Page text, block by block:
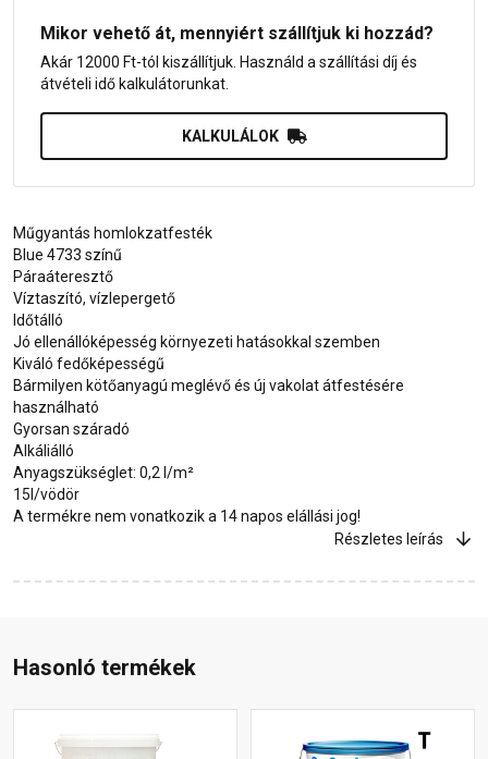
Mikor vehető át, mennyiért szállítjuk ki hozzád?
Akár 12000 Ft-tól kiszállítjuk. Használd a szállítási díj és
átvételi idő kalkulátorunkat.
KALKULÁLOK
Műgyantás homlokzatfesték
Blue 4733 színű
Páraáteresztő
Víztaszító, vízlepergető
Időtálló
Jó ellenállóképesség környezeti hatásokkal szemben
Kiváló fedőképességű
Bármilyen kötőanyagú meglévő és új vakolat átfestésére
használható
Gyorsan száradó
Alkáliálló
Anyagszükséglet: 0,2 l/m²
15l/vödör
A termékre nem vonatkozik a 14 napos elállási jog!
Részletes leírás
Hasonló termékek